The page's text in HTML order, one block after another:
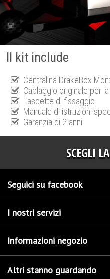
Il kit include
Centralina DrakeBox
Cablaggio originale per
Fascette di fissaggio
Manuale di istruzioni
Garanzia di 2 anni
SCEGLI
Seguici su facebook
I nostri servizi
Informazioni negozio
Altri stanno guardando